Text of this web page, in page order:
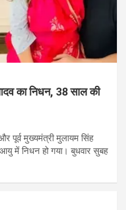
का निधन, 38 साल की
पूर्व मुख्यमंत्री मुलायम सिंह
में निधन हो गया। बुधवार सुबह